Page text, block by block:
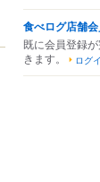
食べログ店舗
既に会員登録
きます。
ログ